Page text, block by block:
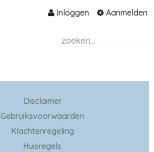
Inloggen Aanmelden
Disclaimer
Gebruiksvoorwaarden
Klachtenregeling
Huisregels